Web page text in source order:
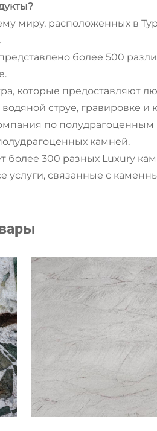
миру, расположенных в
более 500
которые предоставляют
струе, гравировке и
по
камней.
более 300 разных Luxury
услуги, связанные с